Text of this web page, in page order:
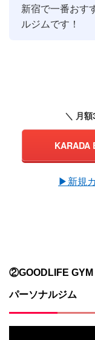
新宿で一番おす
ルジムです！
＼ 月
KARADA
▶︎新規
②GOODLIFE GYM
パーソナルジム